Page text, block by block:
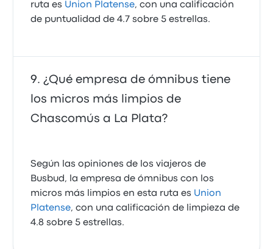
ruta es Union Platense, con una calificación
de puntualidad de 4.7 sobre 5 estrellas.
¿Qué empresa de ómnibus tiene
los micros más limpios de
Chascomús a La Plata?
Según las opiniones de los viajeros de
Busbud, la empresa de ómnibus con los
micros más limpios en esta ruta es Union
Platense, con una calificación de limpieza de
4.8 sobre 5 estrellas.